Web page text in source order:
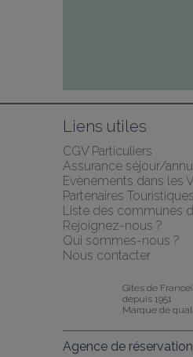
Liens utiles
CGV Particuliers
Assurance séjour/
Evènements dans les
Partenaires Touristiques
Liste des communes
Rejoignez-nous ?
Qui sommes-nous ?
Nous contacter
Gîtes de
depuis 1951
Marque de
Agence de réservation